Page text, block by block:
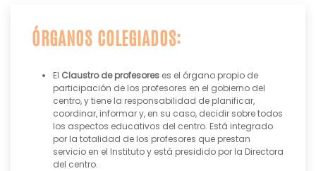
ÓRGANOS COLEGIADOS:
El Claustro de profesores es el órgano propio de
participación de los profesores en el gobierno del
centro, y tiene la responsabilidad de planificar,
coordinar, informar y, en su caso, decidir sobre todos
los aspectos educativos del centro. Está integrado
por la totalidad de los profesores que prestan
servicio en el Instituto y está presidido por la Directora
del centro.